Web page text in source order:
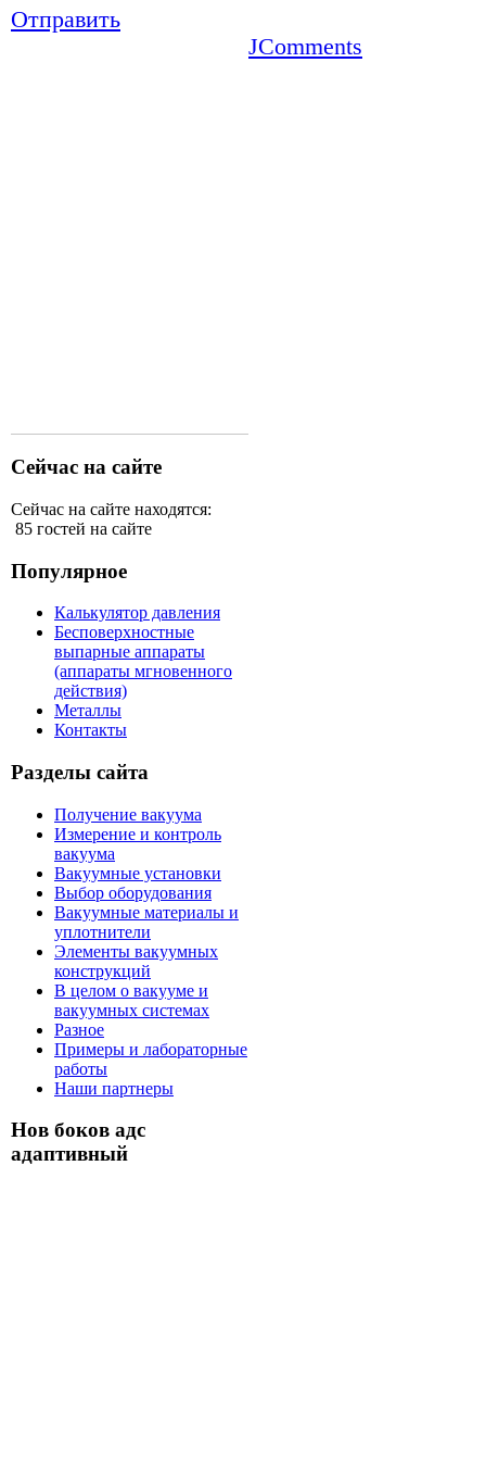
Отправить
JComments
Сейчас на сайте
Сейчас на сайте находятся:
85 гостей на сайте
Популярное
Калькулятор давления
Бесповерхностные
выпарные аппараты
(аппараты мгновенного
действия)
Металлы
Контакты
Разделы сайта
Получение вакуума
Измерение и контроль
вакуума
Вакуумные установки
Выбор оборудования
Вакуумные материалы и
уплотнители
Элементы вакуумных
конструкций
В целом о вакууме и
вакуумных системах
Разное
Примеры и лабораторные
работы
Наши партнеры
Нов боков адс
адаптивный